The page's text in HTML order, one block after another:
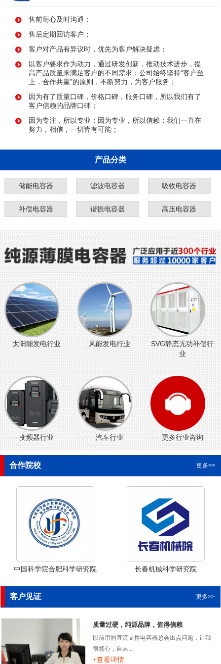
售前耐心及时沟通；
售后定期回访客户；
客户对产品有异议时，优先为客户解决疑虑；
以客户要求作为动力，通过研发创新，推动技术进步，提
高产品质量来满足客户的不同需求；公司始终坚持“客户至
上，合作共赢”的原则，不断努力，为客户服务；
因为有了质量口碑，价格口碑，服务口碑，所以我们有了
客户信赖的品牌口碑；
因为专注，所以专业；因为专业，所以信赖；我们一直在
努力，相信，一切皆有可能；
产品分类
储能电容器 滤波电容器 吸收电容器
补偿电容器 谐振电容器 高压电容器
太阳能发电行业 风能发电行业
SVG静态无功补偿行
业
变频器行业 汽车行业 更多行业咨询
合作院校 更多>>
中国科学院合肥科学研究院 长春机械科学研究院
客户见证 更多>>
质量过硬，纯源品牌，值得信赖
以前用的直流支撑电容器总会出点问题，让我
很烦心，自从...
+查看详情